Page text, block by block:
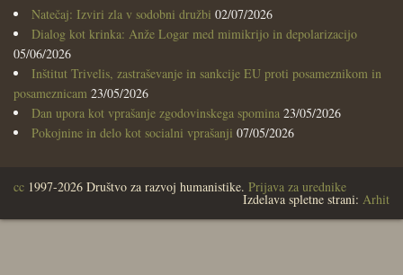
Natečaj: Izviri zla v sodobni družbi 02/07/2026
Dialog kot krinka: Anže Logar med mimikrijo in depolarizacijo
05/06/2026
Inštitut Trivelis, zastraševanje in sankcije EU proti posameznikom in
posameznicam 23/05/2026
Dan upora kot vprašanje zgodovinskega spomina 23/05/2026
Pokojnine in delo kot socialni vprašanji 07/05/2026
cc 1997-2026 Društvo za razvoj humanistike. Prijava za urednike
Izdelava spletne strani: Arhit